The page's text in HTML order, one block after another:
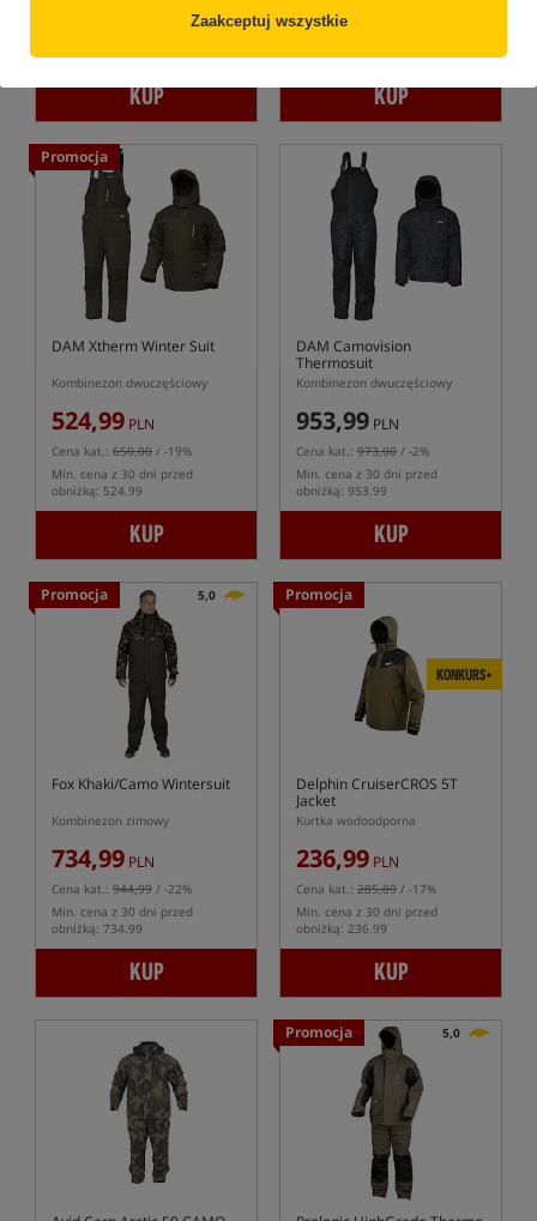
Zaakceptuj wszystkie
KUP
Cena kat.:
KUP
Promocja
DAM Xtherm Winter Suit
Kombinezon dwuczęściowy
524,99 PLN
Cena kat.: 650,00 / -19%
Min. cena z 30 dni przed
obniżką: 524.99
KUP
DAM Camovision
Thermosuit
Kombinezon dwuczęściowy
953,99 PLN
Cena kat.: 973,00 / -2%
Min. cena z 30 dni przed
obniżką: 953.99
KUP
Promocja 5,0
Fox Khaki/Camo Wintersuit
Kombinezon zimowy
734,99 PLN
Cena kat.: 944,99 / -22%
Min. cena z 30 dni przed
obniżką: 734.99
KUP
Promocja
KONKURS+
Delphin CruiserCROS 5T
Jacket
Kurtka wodoodporna
236,99 PLN
Cena kat.: 285,89 / -17%
Min. cena z 30 dni przed
obniżką: 236.99
KUP
Promocja 5,0